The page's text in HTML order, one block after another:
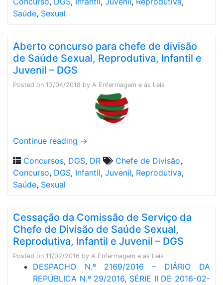
Saúde, Sexual
Aberto concurso para chefe de divisão
de Saúde Sexual, Reprodutiva, Infantil e
Juvenil – DGS
Posted on 13/04/2018 by A Enfermagem e as Leis
Continue reading →
Concursos, DGS, DR Chefe de Divisão,
Concurso, DGS, Infantil, Juvenil, Reprodutiva,
Saúde, Sexual
Cessação da Comissão de Serviço da
Chefe de Divisão de Saúde Sexual,
Reprodutiva, Infantil e Juvenil – DGS
Posted on 11/02/2016 by A Enfermagem e as Leis
DESPACHO N.º 2169/2016 – DIÁRIO DA
REPÚBLICA N.º 29/2016, SÉRIE II DE 2016-02-